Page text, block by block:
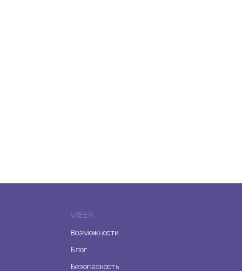
VIBER
Возможности
Блог
Безопасность